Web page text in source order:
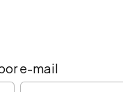
e-mail